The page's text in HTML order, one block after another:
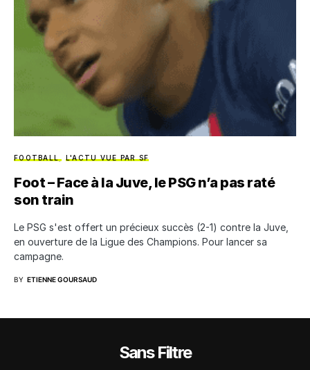
FOOTBALL L'ACTU VUE PAR SF
Foot – Face à la Juve, le PSG n’a pas raté
son train
Le PSG s'est offert un précieux succès (2-1) contre la Juve,
en ouverture de la Ligue des Champions. Pour lancer sa
campagne.
BY ETIENNE GOURSAUD
Sans Filtre